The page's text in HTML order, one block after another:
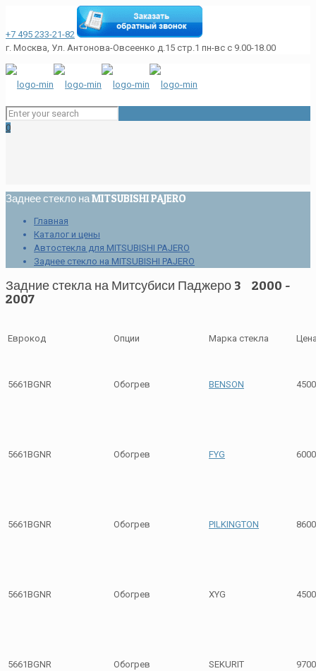
+7 495 233-21-82
г. Москва, Ул. Антонова-Овсеенко д.15 стр.1 пн-вс с 9.00-18.00
0
Заднее стекло на MITSUBISHI PAJERO
Главная
Каталог и цены
Автостекла для MITSUBISHI PAJERO
Заднее стекло на MITSUBISHI PAJERO
Задние стекла на Митсубиси Паджеро 3 2000 -
2007
Еврокод Опции Марка стекла
5661BGNR Обогрев BENSON 4500
5661BGNR Обогрев FYG 6000
5661BGNR Обогрев PILKINGTON 8600
5661BGNR Обогрев XYG 4500
5661BGNR Обогрев SEKURIT 9700